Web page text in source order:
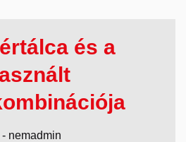
és a
- nemadmin